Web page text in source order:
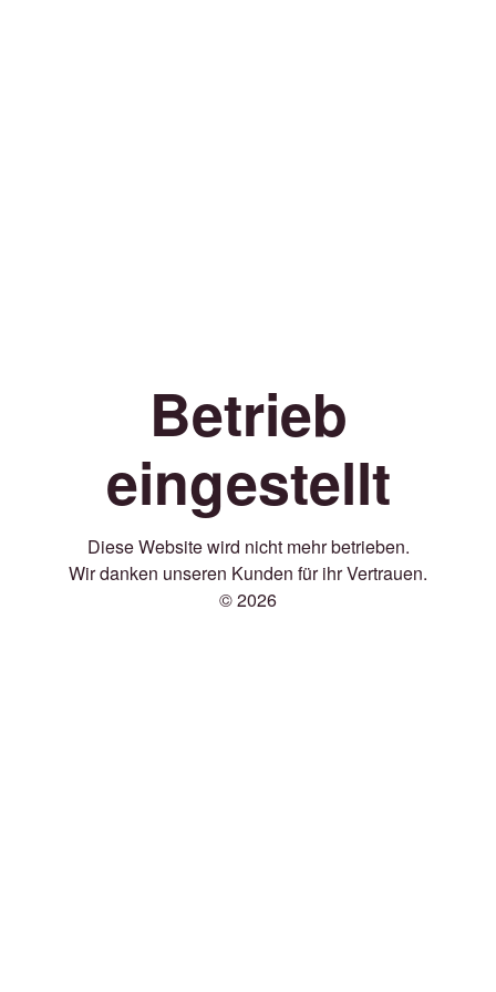
Betrieb
eingestellt
Diese Website wird nicht mehr betrieben.
Wir danken unseren Kunden für ihr Vertrauen.
© 2026